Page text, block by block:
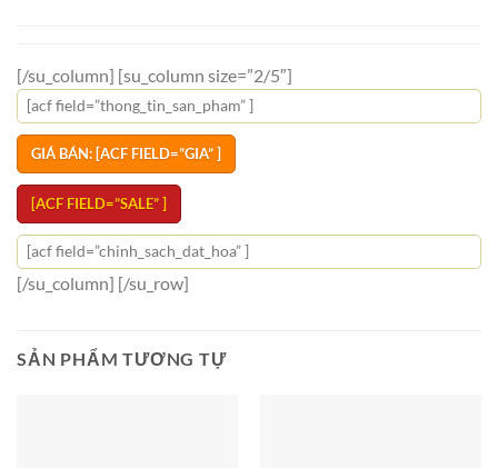
[/su_column] [su_column size=”2/5″]
[acf field=”thong_tin_san_pham” ]
GIÁ BÁN: [ACF FIELD=”GIA” ]
[ACF FIELD=”SALE” ]
[acf field=”chinh_sach_dat_hoa” ]
[/su_column] [/su_row]
SẢN PHẨM TƯƠNG TỰ